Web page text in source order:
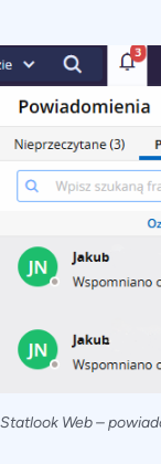
Statlook Web –